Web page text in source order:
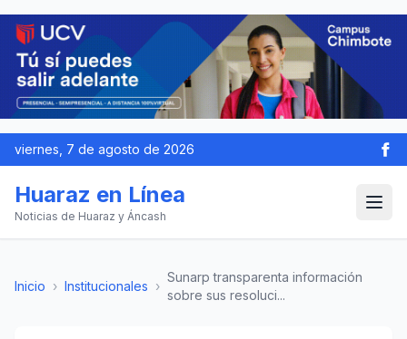
viernes, 7 de agosto de 2026
Huaraz en Línea
Noticias de Huaraz y Áncash
Inicio › Institucionales ›
Sunarp transparenta información
sobre sus resoluci...